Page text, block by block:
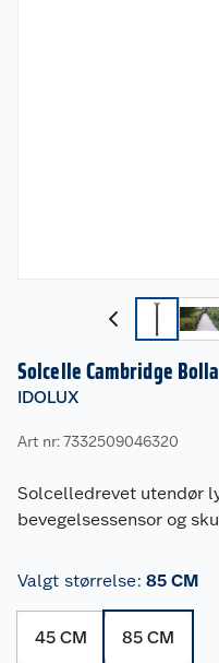
Solcelle Cambridge
IDOLUX
Art nr: 7332509046320
Solcelledrevet utendør
bevegelsessensor og
Valgt størrelse: 85 CM
45 CM 85 CM